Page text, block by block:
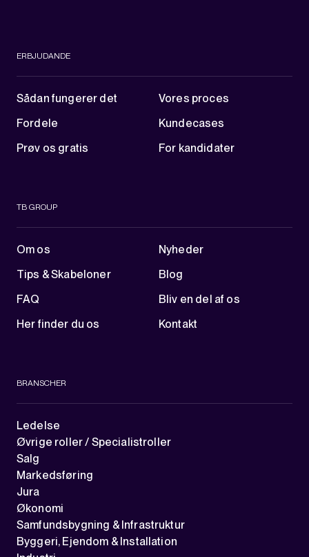
ERBJUDANDE
Sådan fungerer det
Vores proces
Fordele
Kundecases
Prøv os gratis
For kandidater
TB GROUP
Om os
Nyheder
Tips & Skabeloner
Blog
FAQ
Bliv en del af os
Her finder du os
Kontakt
BRANSCHER
Ledelse
Øvrige roller / Specialistroller
Salg
Markedsføring
Jura
Økonomi
Samfundsbygning & Infrastruktur
Byggeri, Ejendom & Installation